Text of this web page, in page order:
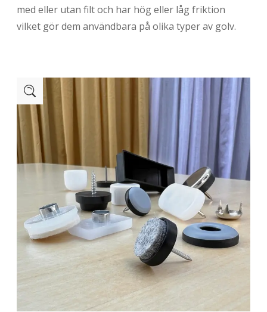
med eller utan filt och har hög eller låg friktion
vilket gör dem användbara på olika typer av golv.